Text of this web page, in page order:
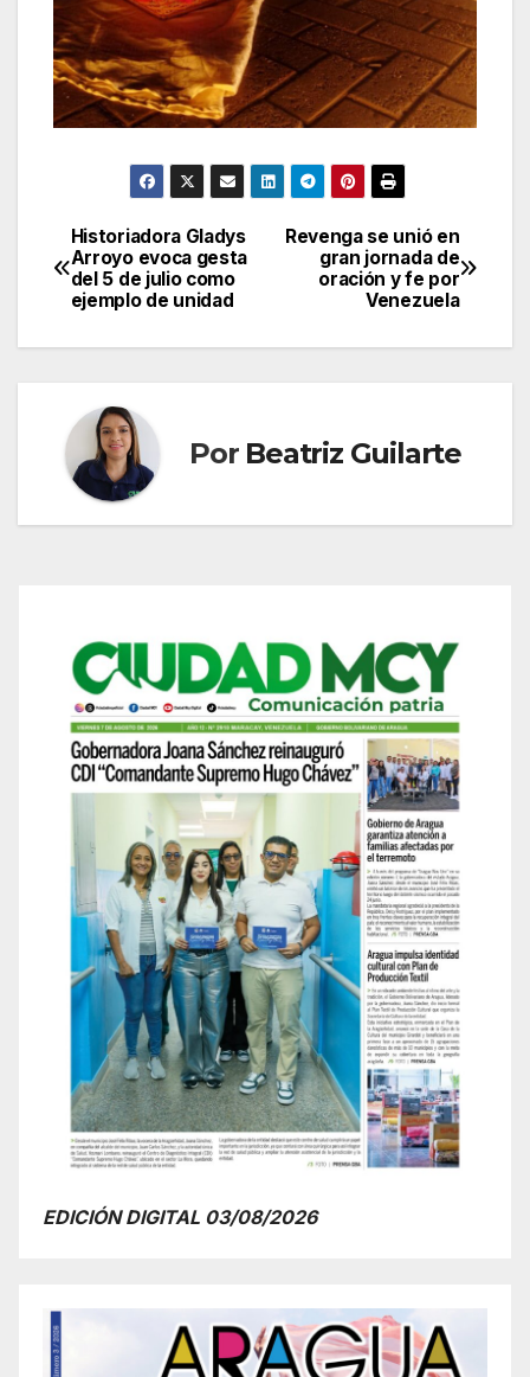
Navegación
de
entradas
Revenga se unió en
gran jornada de
oración y fe por
Venezuela
Historiadora Gladys
Arroyo evoca gesta
del 5 de julio como
ejemplo de unidad
Por Beatriz Guilarte
EDICIÓN DIGITAL 03/08/2026